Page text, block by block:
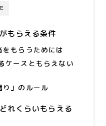
もらえる条件
もらうためには
ケースともらえない
」のルール
れくらいもらえる